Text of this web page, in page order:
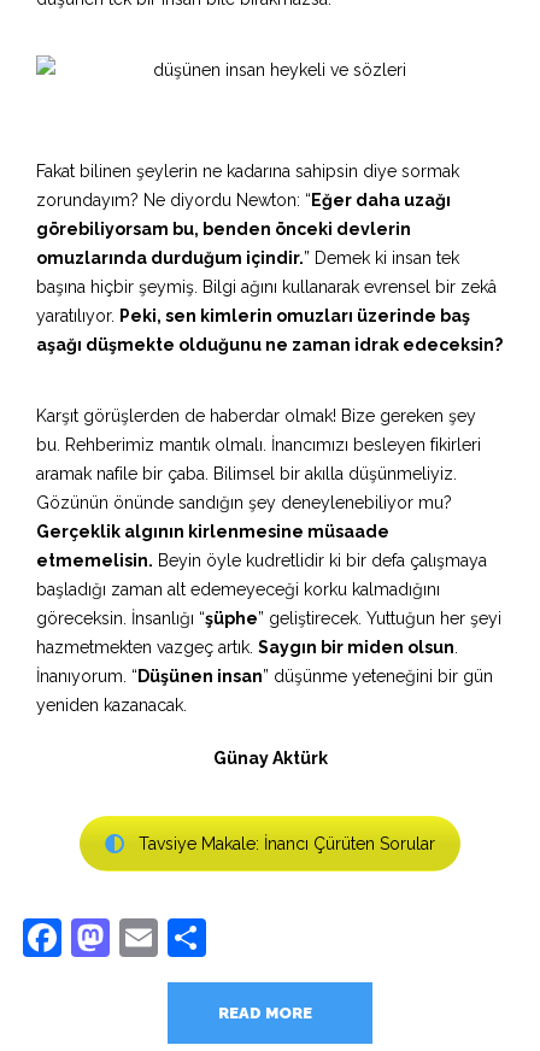
Fakat bilinen şeylerin ne kadarına sahipsin diye sormak
zorundayım? Ne diyordu Newton: “ Eğer daha uzağı
görebiliyorsam bu, benden önceki devlerin
omuzlarında durduğum içindir.” Demek ki insan tek
başına hiçbir şeymiş. Bilgi ağını kullanarak evrensel bir zekâ
yaratılıyor. Peki, sen kimlerin omuzları üzerinde baş
aşağı düşmekte olduğunu ne zaman idrak edeceksin?
Karşıt görüşlerden de haberdar olmak! Bize gereken şey
bu. Rehberimiz mantık olmalı. İnancımızı besleyen fikirleri
aramak nafile bir çaba. Bilimsel bir akılla düşünmeliyiz.
Gözünün önünde sandığın şey deneylenebiliyor mu?
Gerçeklik algının kirlenmesine müsaade
etmemelisin. Beyin öyle kudretlidir ki bir defa çalışmaya
başladığı zaman alt edemeyeceği korku kalmadığını
göreceksin. İnsanlığı “şüphe” geliştirecek. Yuttuğun her şeyi
hazmetmekten vazgeç artık. Saygın bir miden olsun
İnanıyorum. “ Düşünen insan” düşünme yeteneğini bir gün
yeniden kazanacak.
Günay Aktürk
Tavsiye Makale: İnancı Çürüten Sorular
Facebook
Mastodon
Email
READ MORE